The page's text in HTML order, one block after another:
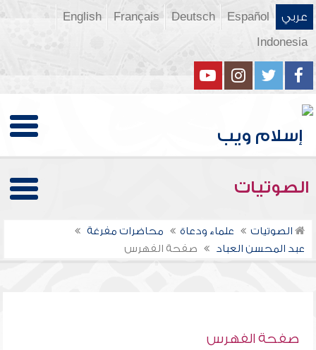
عربي Español
Deutsch
Français
English
Indonesia
الصوتيات
الصوتيات علماء ودعاة
محاضرات مفرغة
عبد المحسن العباد
صفحة الفهرس
صفحة الفهرس